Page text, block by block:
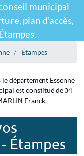
municipal
plan d'accès,
Étampes
le département Essonne
est constitué de 34
Franck.
Étampes